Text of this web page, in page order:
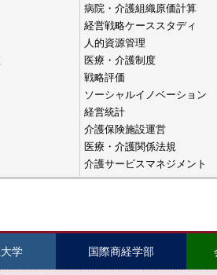
病院・介護組織原価計算
経営戦略ケーススタディ
人的資源管理
医療・介護制度
戦略評価
ソーシャルイノベーション
経営統計
介護保険施設運営
医療・介護関係法規
介護サービスマネジメント
学 国際商経学部